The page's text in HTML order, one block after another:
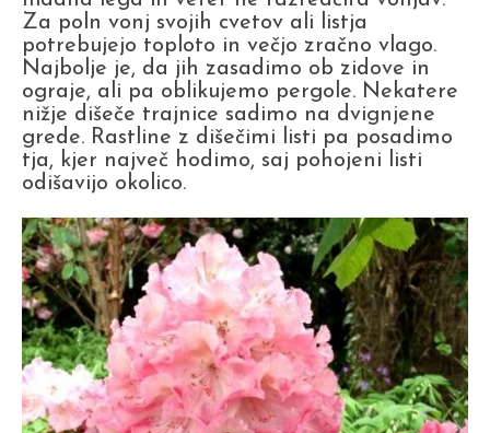
Za poln vonj svojih cvetov ali listja
potrebujejo toploto in večjo zračno vlago.
Najbolje je, da jih zasadimo ob zidove in
ograje, ali pa oblikujemo pergole. Nekatere
nižje dišeče trajnice sadimo na dvignjene
grede. Rastline z dišečimi listi pa posadimo
tja, kjer največ hodimo, saj pohojeni listi
odišavijo okolico.